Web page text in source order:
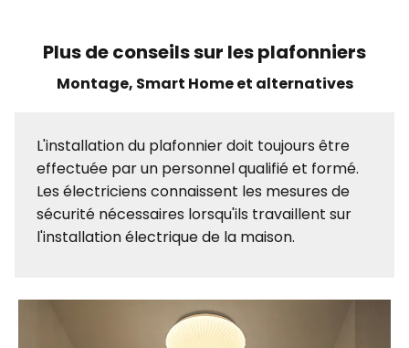
Plus de conseils sur les plafonniers
Montage, Smart Home et alternatives
L'installation du plafonnier doit toujours être
effectuée par un personnel qualifié et formé.
Les électriciens connaissent les mesures de
sécurité nécessaires lorsqu'ils travaillent sur
l'installation électrique de la maison.